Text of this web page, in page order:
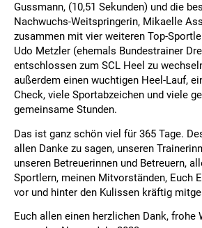
Gussmann, (10,51 Sekunden) und die
Nachwuchs-Weitspringerin, Mikaelle
zusammen mit vier weiteren Top-
Udo Metzler (ehemals Bundestrainer
entschlossen zum SCL Heel zu
außerdem einen wuchtigen Heel-Lauf,
Check, viele Sportabzeichen und viele
gemeinsame Stunden.
Das ist ganz schön viel für 365 Tage.
allen Danke zu sagen, unseren
unseren Betreuerinnen und Betreuern,
Sportlern, meinen Mitvorständen, Euch
vor und hinter den Kulissen kräftig
Euch allen einen herzlichen Dank, frohe